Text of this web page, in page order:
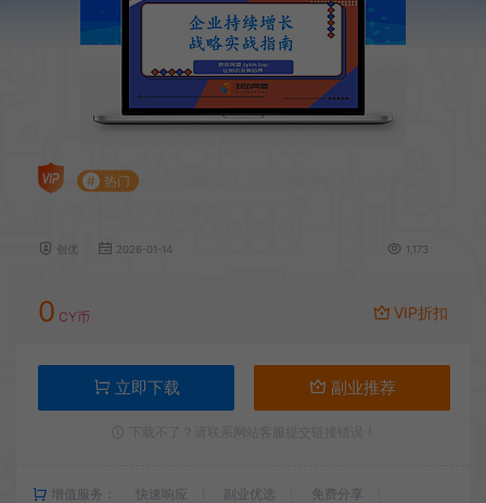
# 热门
创优 2026-01-14 1,173
0 CY币 VIP折扣
立即下载 副业推荐
增值服务： 快速响应 副业优选 免费分享